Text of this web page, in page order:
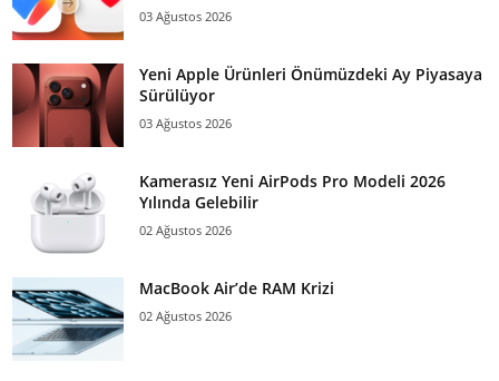
03 Ağustos 2026
Yeni Apple Ürünleri Önümüzdeki Ay Piyasaya
Sürülüyor
03 Ağustos 2026
Kamerasız Yeni AirPods Pro Modeli 2026
Yılında Gelebilir
02 Ağustos 2026
MacBook Air’de RAM Krizi
02 Ağustos 2026